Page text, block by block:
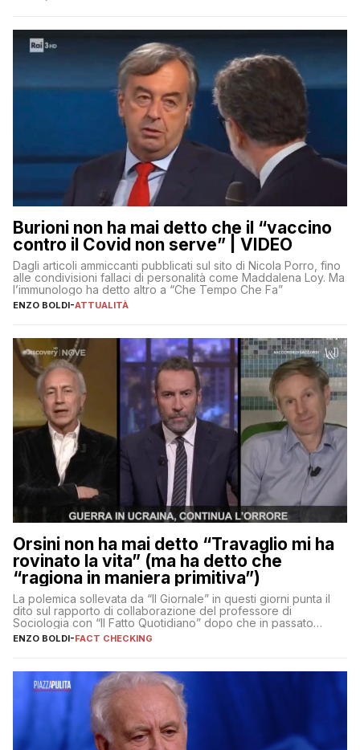
Burioni non ha mai detto che il “vaccino
contro il Covid non serve” | VIDEO
Dagli articoli ammiccanti pubblicati sul sito di Nicola Porro, fino
alle condivisioni fallaci di personalità come Maddalena Loy. Ma
l’immunologo ha detto altro a “Che Tempo Che Fa”
ENZO BOLDI-ATTUALITÀ
Orsini non ha mai detto “Travaglio mi ha
rovinato la vita” (ma ha detto che
“ragiona in maniera primitiva”)
La polemica sollevata da “Il Giornale” in questi giorni punta il
dito sul rapporto di collaborazione del professore di
Sociologia con “Il Fatto Quotidiano” dopo che in passato
erano volati stracci
ENZO BOLDI-FACT CHECKING